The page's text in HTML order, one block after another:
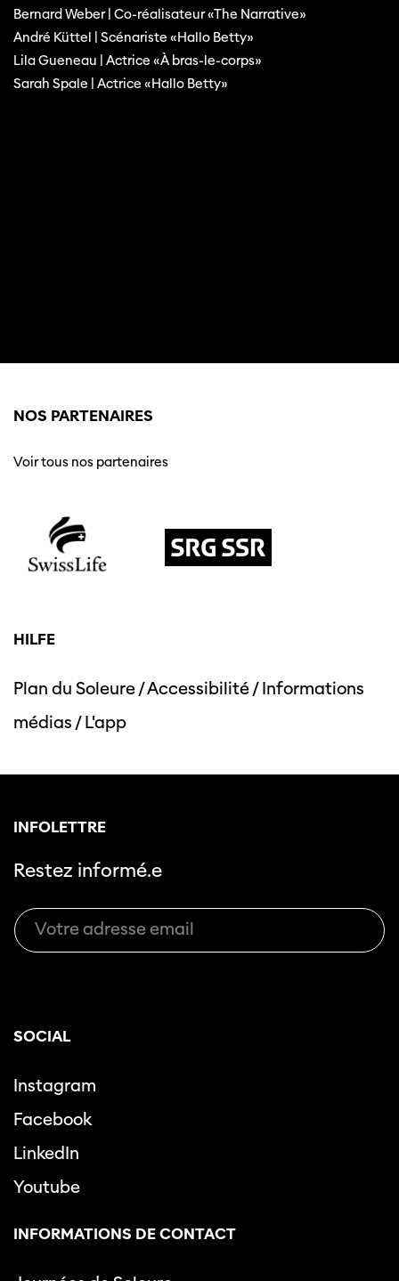
Bernard Weber | Co-réalisateur «The Narrative»
André Küttel | Scénariste «Hallo Betty»
Lila Gueneau | Actrice «À bras-le-corps»
Sarah Spale | Actrice «Hallo Betty»
NOS PARTENAIRES
Voir tous nos partenaires
HILFE
Plan du Soleure/Accessibilité/Informations
médias /L'app
INFOLETTRE
Restez informé.e
SOCIAL
Instagram
Facebook
LinkedIn
Youtube
INFORMATIONS DE CONTACT